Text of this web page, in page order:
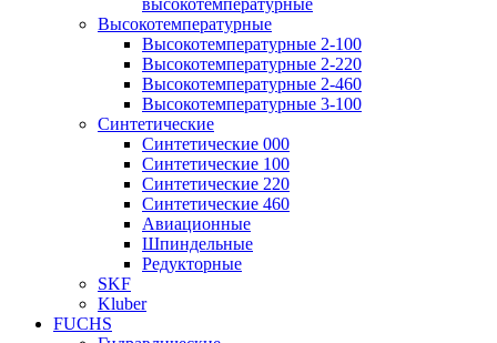
высокотемпературные
Высокотемпературные
Высокотемпературные 2-100
Высокотемпературные 2-220
Высокотемпературные 2-460
Высокотемпературные 3-100
Синтетические
Синтетические 000
Синтетические 100
Синтетические 220
Синтетические 460
Авиационные
Шпиндельные
Редукторные
SKF
Kluber
FUCHS